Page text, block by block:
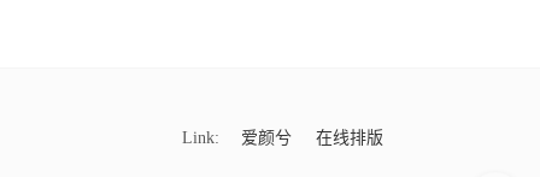
Link: 爱颜兮 在线排版